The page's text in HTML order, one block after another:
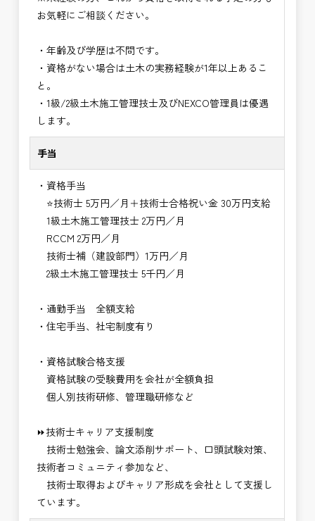
お気軽にご相談ください。
・年齢及び学歴は不問です。
・資格がない場合は土木の実務経験が1年以上あるこ
と。
・1級/2級土木施工管理技士及びNEXCO管理員は優遇
します。
手当
・資格手当
⭐技術士 5万円／月＋技術士合格祝い金 30万円支給
1級土木施工管理技士 2万円／月
RCCM 2万円／月
技術士補（建設部門）1万円／月
2級土木施工管理技士 5千円／月
・通勤手当 全額支給
・住宅手当、社宅制度有り
・資格試験合格支援
資格試験の受験費用を会社が全額負担
個人別技術研修、管理職研修など
⏩技術士キャリア支援制度
技術士勉強会、論文添削サポート、口頭試験対策、
技術者コミュニティ参加など、
技術士取得およびキャリア形成を会社として支援し
ています。